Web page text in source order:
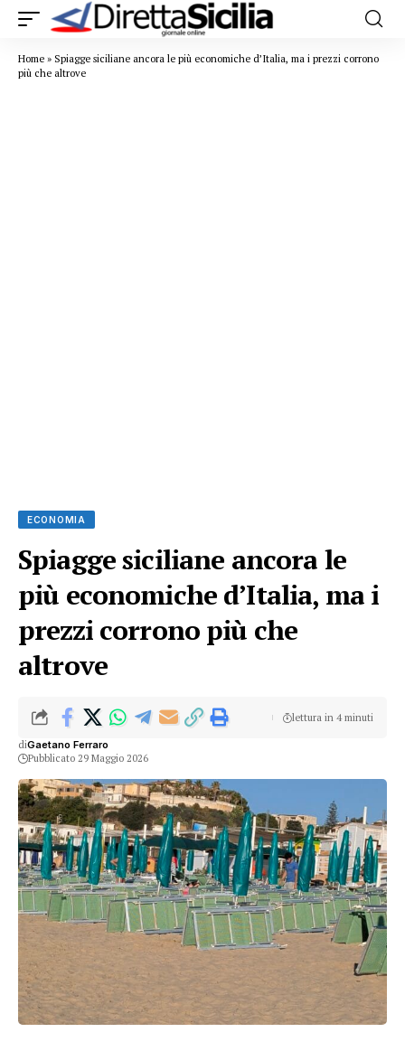
Home » Spiagge siciliane ancora le più economiche d’Italia, ma i prezzi corrono
più che altrove
ECONOMIA
Spiagge siciliane ancora le
più economiche d’Italia, ma i
prezzi corrono più che
altrove
diGaetano Ferraro
Pubblicato 29 Maggio 2026
lettura in 4 minuti